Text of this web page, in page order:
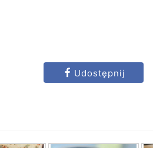
Udostępnij